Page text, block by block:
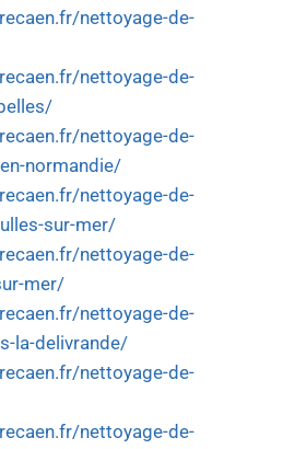
nettoyage-de-
nettoyage-de-
nettoyage-de-
normandie/
nettoyage-de-
sur-mer/
nettoyage-de-
mer/
nettoyage-de-
la-delivrande/
nettoyage-de-
nettoyage-de-